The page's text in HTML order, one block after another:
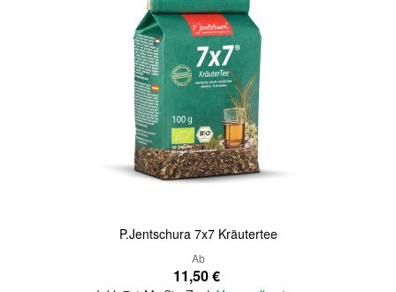
P.Jentschura 7x7 Kräutertee
Ab
11,50 €